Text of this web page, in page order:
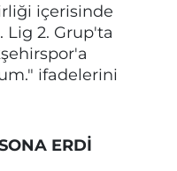
içerisinde
Lig 2. Grup'ta
ifadelerini
ERDİ